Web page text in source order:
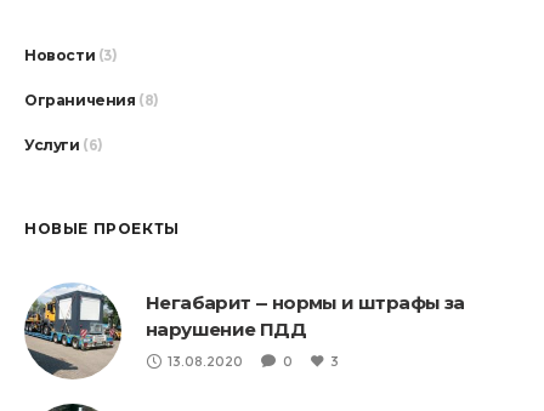
Новости (3)
Ограничения (8)
Услуги (6)
НОВЫЕ ПРОЕКТЫ
Негабарит — нормы и штрафы за
нарушение ПДД
13.08.2020 0 3